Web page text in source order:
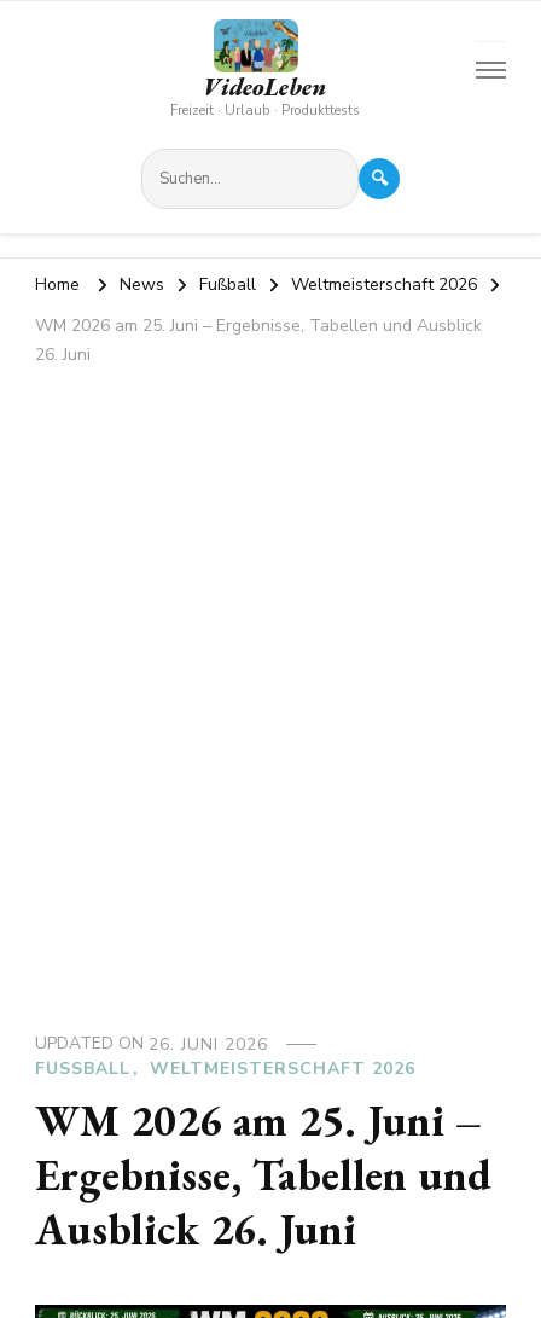
VideoLeben
Freizeit · Urlaub · Produkttests
🔍
Home News Fußball
Weltmeisterschaft 2026
WM 2026 am 25. Juni – Ergebnisse, Tabellen und Ausblick
26. Juni
UPDATED ON 26. JUNI 2026
FUSSBALL
WELTMEISTERSCHAFT 2026
WM 2026 am 25. Juni –
Ergebnisse, Tabellen und
Ausblick 26. Juni